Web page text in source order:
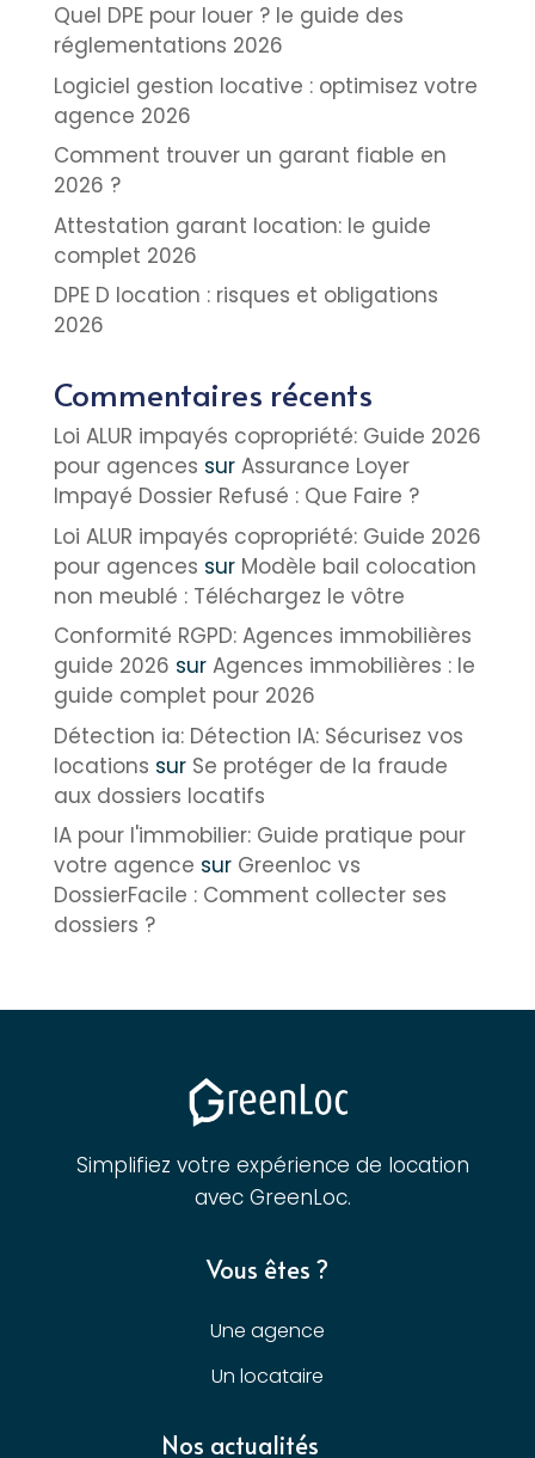
Quel DPE pour louer ? le guide des
réglementations 2026
Logiciel gestion locative : optimisez votre
agence 2026
Comment trouver un garant fiable en
2026 ?
Attestation garant location: le guide
complet 2026
DPE D location : risques et obligations
2026
Commentaires récents
Loi ALUR impayés copropriété: Guide 2026
pour agences sur Assurance Loyer
Impayé Dossier Refusé : Que Faire ?
Loi ALUR impayés copropriété: Guide 2026
pour agences sur Modèle bail colocation
non meublé : Téléchargez le vôtre
Conformité RGPD: Agences immobilières
guide 2026 sur Agences immobilières : le
guide complet pour 2026
Détection ia: Détection IA: Sécurisez vos
locations sur Se protéger de la fraude
aux dossiers locatifs
IA pour l'immobilier: Guide pratique pour
votre agence sur Greenloc vs
DossierFacile : Comment collecter ses
dossiers ?
Simplifiez votre expérience de location
avec GreenLoc.
Vous êtes ?
Une agence
Un locataire
Nos actualités